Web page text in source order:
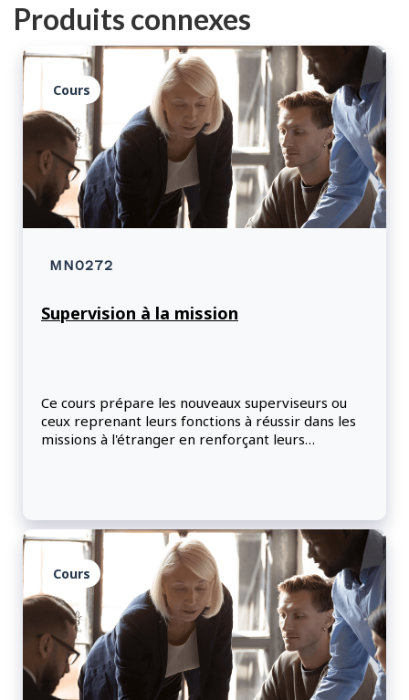
Produits connexes
Cours
MN0272
Supervision à la mission
Ce cours prépare les nouveaux superviseurs ou
ceux reprenant leurs fonctions à réussir dans les
missions à l'étranger en renforçant leurs
la création de relations solides grâce à des
activités interactives et des auto-évaluations.
Cours